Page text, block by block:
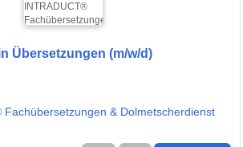
Übersetzungen (m/w/d)
Fachübersetzungen & Dolmetscherdienst